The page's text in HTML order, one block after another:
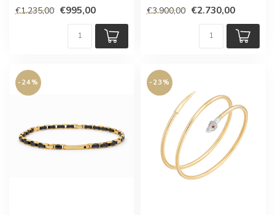
€1.235,00 €995,00 €3.900,00 €2.730,00
-24% -23%